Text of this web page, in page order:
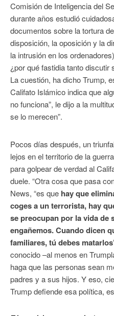
Comisión de Inteligencia del
durante años estudió
documentos sobre la tortura
disposición, la oposición y la
la intrusión en los
¿por qué fastidia tanto
La cuestión, ha dicho Trump,
Califato Islámico indica que
no funciona”, le dijo a la
se lo merecen”.
Pocos días después, un
lejos en el territorio de la
para golpear de verdad al
duele. “Otra cosa que pasa
News, “es que hay que
coges a un terrorista, hay
se preocupan por la vida de
engañemos. Cuando dicen
familiares, tú debes matarlos
conocido –al menos en
haga que las personas sean
padres y a sus hijos. Y eso,
Trump defiende esa política,